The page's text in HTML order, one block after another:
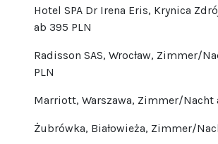
Hotel SPA Dr Irena Eris, Krynica
ab 395 PLN
Radisson SAS, Wrocław, Zimmer/
PLN
Marriott, Warszawa, Zimmer/Nacht
Żubrówka, Białowieża, Zimmer/